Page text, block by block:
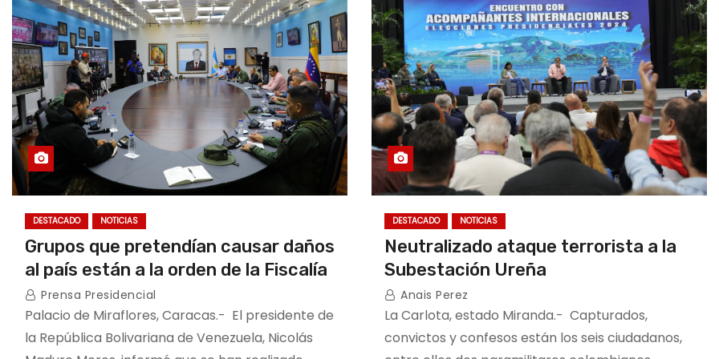
DESTACADO NOTICIAS
Grupos que pretendían causar daños
al país están a la orden de la Fiscalía
Prensa Presidencial
Palacio de Miraflores, Caracas.- El presidente de
la República Bolivariana de Venezuela, Nicolás
DESTACADO NOTICIAS
Neutralizado ataque terrorista a la
Subestación Ureña
Anais Perez
La Carlota, estado Miranda.- Capturados,
convictos y confesos están los seis ciudadanos,